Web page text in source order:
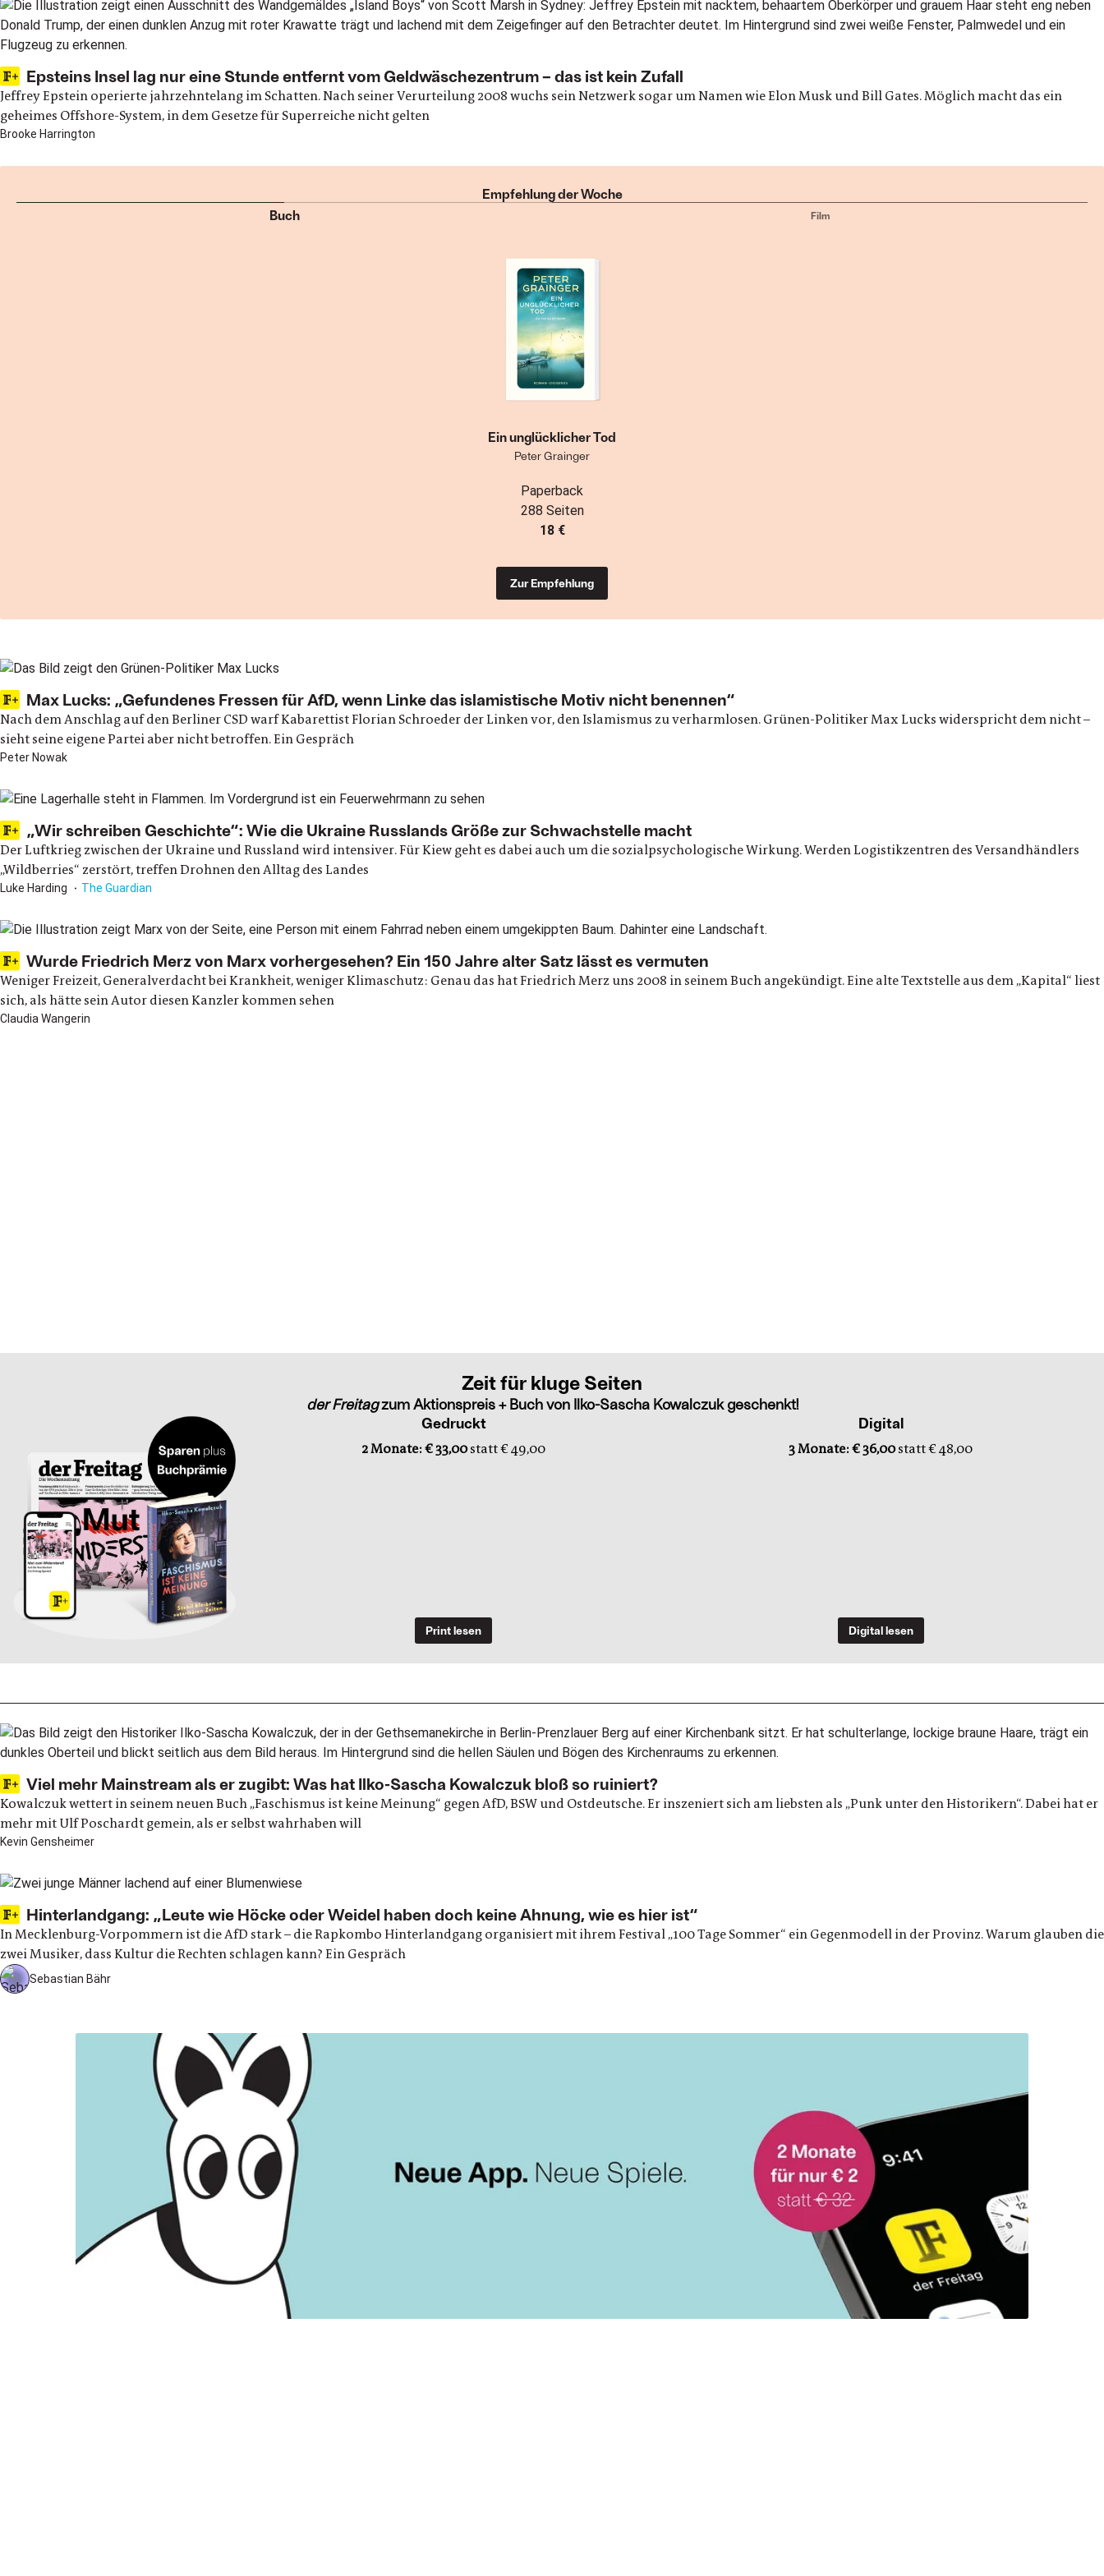
hero
Epsteins Insel lag nur eine Stunde entfernt vom Geldwäschezentrum – das ist kein Zufall
Jeffrey Epstein operierte jahrzehntelang im Schatten. Nach seiner Verurteilung 2008 wuchs sein Netzwerk sogar um Namen wie Elon Musk und Bill Gates. Möglich macht das ein
geheimes Offshore-System, in dem Gesetze für Superreiche nicht gelten
Brooke Harrington
Empfehlung der Woche
Buch
Film
Ein unglücklicher Tod
Peter Grainger
Paperback
288 Seiten
18 €
Zur Empfehlung
Max Lucks: „Gefundenes Fressen für AfD, wenn Linke das islamistische Motiv nicht benennen“
Nach dem Anschlag auf den Berliner CSD warf Kabarettist Florian Schroeder der Linken vor, den Islamismus zu verharmlosen. Grünen-Politiker Max Lucks widerspricht dem nicht –
sieht seine eigene Partei aber nicht betroffen. Ein Gespräch
Peter Nowak
„Wir schreiben Geschichte“: Wie die Ukraine Russlands Größe zur Schwachstelle macht
Der Luftkrieg zwischen der Ukraine und Russland wird intensiver. Für Kiew geht es dabei auch um die sozialpsychologische Wirkung. Werden Logistikzentren des Versandhändlers
„Wildberries“ zerstört, treffen Drohnen den Alltag des Landes
Luke Harding The Guardian
Wurde Friedrich Merz von Marx vorhergesehen? Ein 150 Jahre alter Satz lässt es vermuten
Weniger Freizeit, Generalverdacht bei Krankheit, weniger Klimaschutz: Genau das hat Friedrich Merz uns 2008 in seinem Buch angekündigt. Eine alte Textstelle aus dem „Kapital“ liest
sich, als hätte sein Autor diesen Kanzler kommen sehen
Claudia Wangerin
Zeit für kluge Seiten
der Freitagzum Aktionspreis + Buch von Ilko-Sascha Kowalczuk geschenkt!
Gedruckt
2 Monate: € 33,00statt € 49,00
Print lesen
Digital
3 Monate: € 36,00statt € 48,00
Digital lesen
Placeholder (2)
Viel mehr Mainstream als er zugibt: Was hat Ilko-Sascha Kowalczuk bloß so ruiniert?
Kowalczuk wettert in seinem neuen Buch „Faschismus ist keine Meinung“ gegen AfD, BSW und Ostdeutsche. Er inszeniert sich am liebsten als „Punk unter den Historikern“. Dabei hat er
mehr mit Ulf Poschardt gemein, als er selbst wahrhaben will
Kevin Gensheimer
Hinterlandgang: „Leute wie Höcke oder Weidel haben doch keine Ahnung, wie es hier ist“
In Mecklenburg-Vorpommern ist die AfD stark – die Rapkombo Hinterlandgang organisiert mit ihrem Festival „100 Tage Sommer“ ein Gegenmodell in der Provinz. Warum glauben die
zwei Musiker, dass Kultur die Rechten schlagen kann? Ein Gespräch
Sebastian Bähr